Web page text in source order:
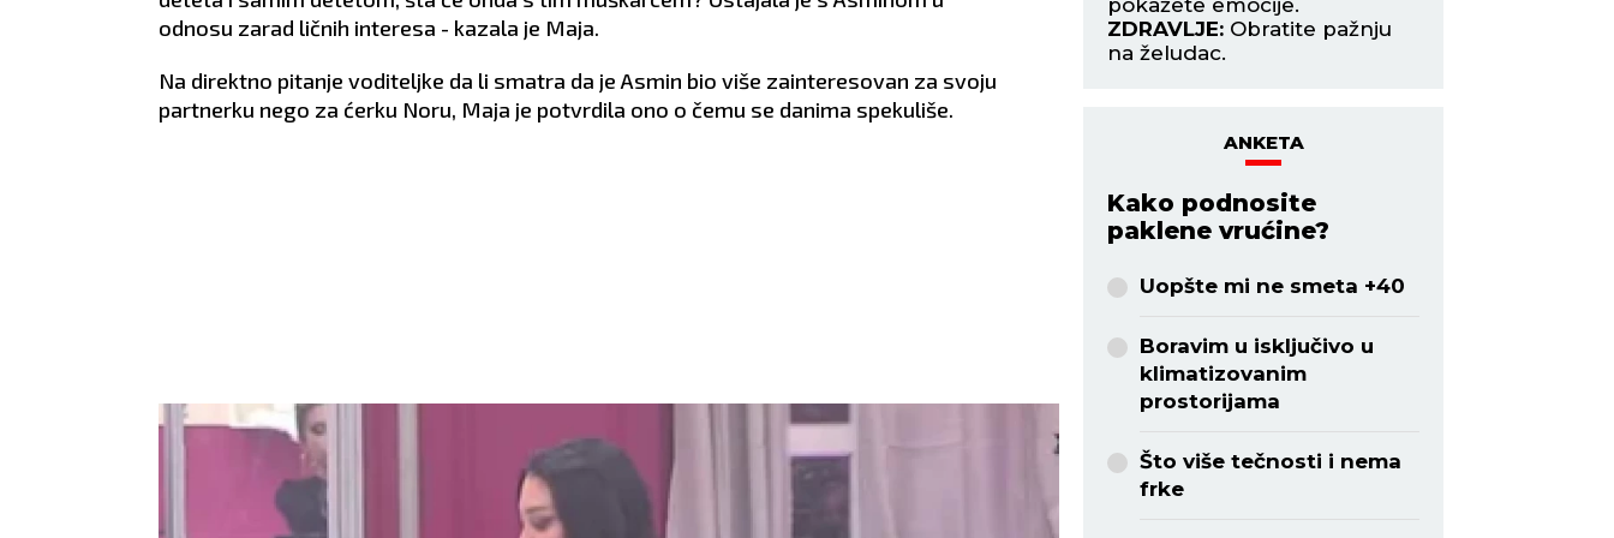
odnosu zarad ličnih interesa - kazala je Maja.
Na direktno pitanje voditeljke da li smatra da je Asmin bio više zainteresovan za svoju
partnerku nego za ćerku Noru, Maja je potvrdila ono o čemu se danima spekuliše.
nervoza.
ZDRAVLJE: Obratite pažnju
na želudac.
ANKETA
Kako podnosite
paklene vrućine?
Uopšte mi ne smeta +40
Boravim u isključivo u
klimatizovanim
prostorijama
Što više tečnosti i nema
frke